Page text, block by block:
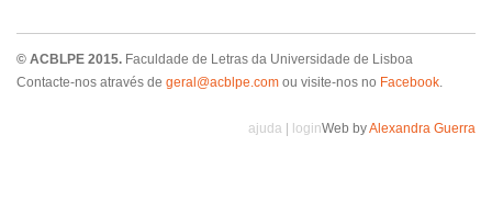
© ACBLPE 2015. Faculdade de Letras da Universidade de Lisboa
Contacte-nos através de geral@acblpe.com ou visite-nos no Facebook.
Web byAlexandra Guerra
ajuda login